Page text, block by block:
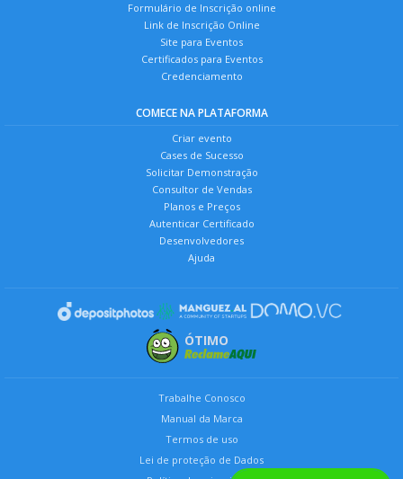
Formulário de Inscrição online
Link de Inscrição Online
Site para Eventos
Certificados para Eventos
Credenciamento
COMECE NA PLATAFORMA
Criar evento
Cases de Sucesso
Solicitar Demonstração
Consultor de Vendas
Planos e Preços
Autenticar Certificado
Desenvolvedores
Ajuda
ÓTIMO
Trabalhe Conosco
Manual da Marca
Termos de uso
Lei de proteção de Dados